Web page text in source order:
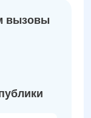
вызовы